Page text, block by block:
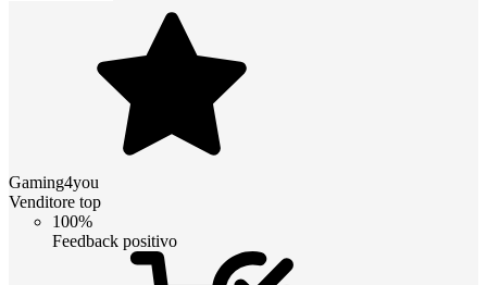
Gaming4you
Venditore top
100%
Feedback positivo